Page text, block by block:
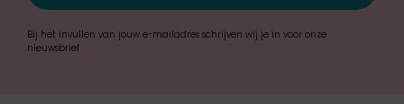
Bij het invullen van jouw e-mailadres schrijven wij je in voor onze
nieuwsbrief